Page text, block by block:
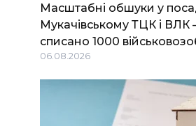
Масштабні обшуки у
Мукачівському ТЦК і ВЛК
списано 1000
06.08.2026